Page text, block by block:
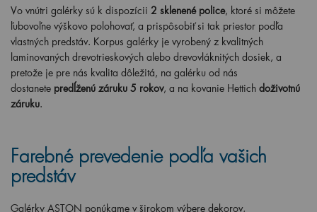
Vo vnútri galérky sú k dispozícii 2 sklenené police, ktoré si môžete
ľubovoľne výškovo polohovať, a prispôsobiť si tak priestor podľa
vlastných predstáv. Korpus galérky je vyrobený z kvalitných
laminovaných drevotrieskových alebo drevovláknitých dosiek, a
pretože je pre nás kvalita dôležitá, na galérku od nás
dostanete predĺženú záruku 5 rokov, a na kovanie Hettich doživotnú
záruku.
Farebné prevedenie podľa vašich
predstáv
Galérky ASTON ponúkame v širokom výbere dekorov,